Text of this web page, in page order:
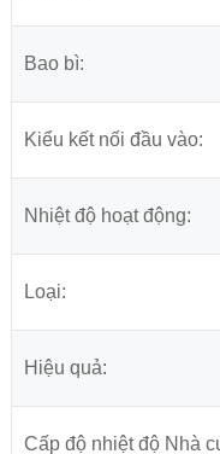
Bao bì:
Kiểu kết nối đầu vào:
Nhiệt độ hoạt động:
Loại:
Hiệu quả:
Cấp độ nhiệt độ Nhà